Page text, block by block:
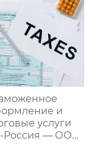
и
услуги
Россия — ООО